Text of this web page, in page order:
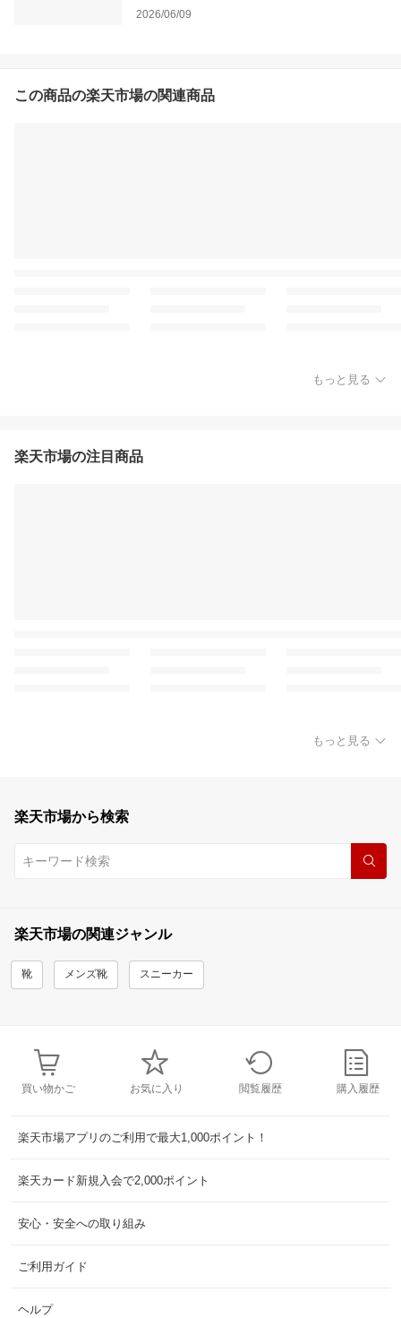
2026/06/09
この商品の楽天市場の関連商品
もっと見る
楽天市場の注目商品
もっと見る
楽天市場から検索
楽天市場の関連ジャンル
靴 メンズ靴 スニーカー
買い物かご お気に入り 閲覧履歴 購入履歴
楽天市場アプリのご利用で最大1,000ポイント！
楽天カード新規入会で2,000ポイント
安心・安全への取り組み
ご利用ガイド
ヘルプ